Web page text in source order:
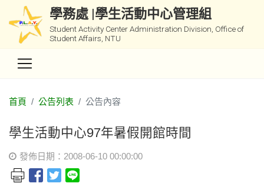
學務處 |學生活動中心管理組
Student Activity Center Administration Division, Office of
Student Affairs, NTU
首頁 公告列表 公告內容
學生活動中心97年暑假開館時間
發佈日期：2008-06-10 00:00:00